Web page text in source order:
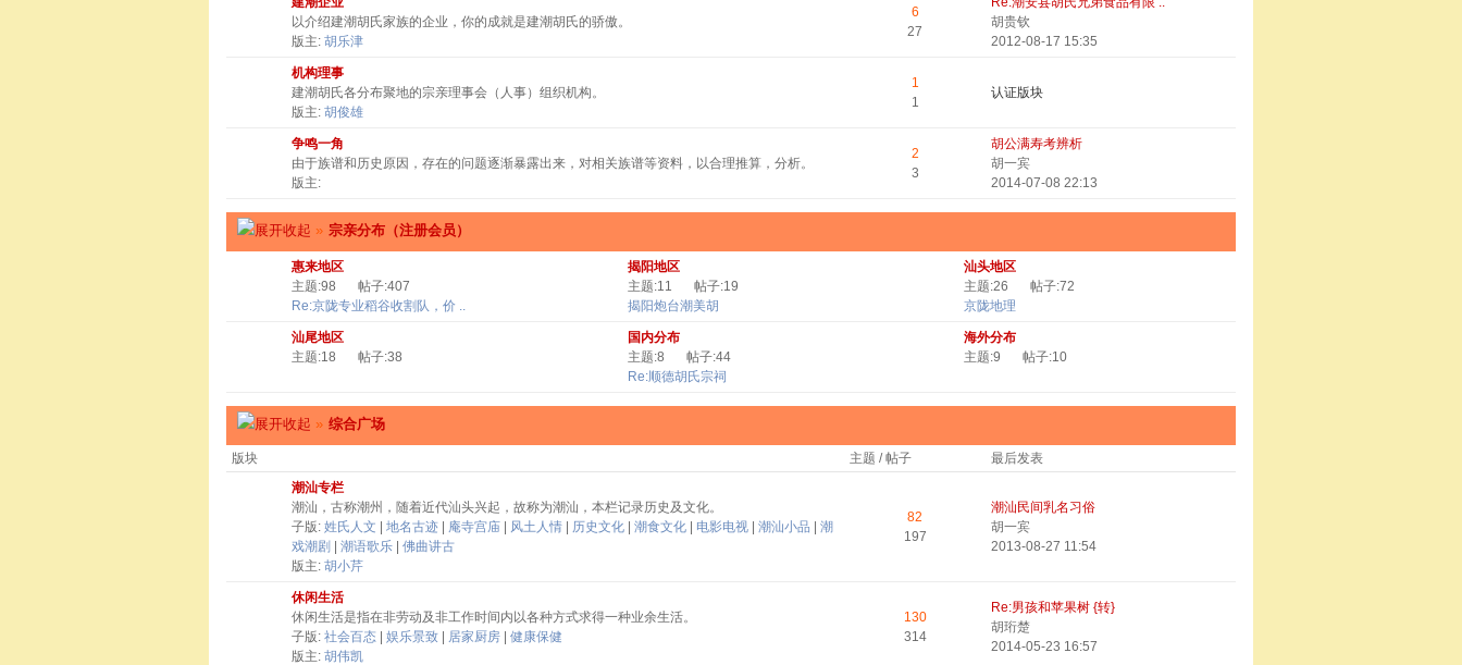
以介绍建潮胡氏家族的企业，你的成就是建潮胡氏的骄傲。
版主: 胡乐津
6
27
胡贵钦
2012-08-17 15:35
机构理事
建潮胡氏各分布聚地的宗亲理事会（人事）组织机构。
版主: 胡俊雄
1
1
认证版块
争鸣一角
由于族谱和历史原因，存在的问题逐渐暴露出来，对相关族谱等资料，以合理推算，分析。
版主:
2
3
胡公满寿考辨析
胡一宾
2014-07-08 22:13
» 宗亲分布（注册会员）
惠来地区
主题:98
帖子:407
Re:京陇专业稻谷收割队，价 ..
揭阳地区
主题:11
帖子:19
揭阳炮台潮美胡
汕头地区
主题:26
帖子:72
京陇地理
汕尾地区
主题:18
帖子:38
国内分布
主题:8
帖子:44
Re:顺德胡氏宗祠
海外分布
主题:9
帖子:10
» 综合广场
版块 主题 / 帖子
最后发表
潮汕专栏
潮汕，古称潮州，随着近代汕头兴起，故称为潮汕，本栏记录历史及文化。
子版: 姓氏人文 地名古迹 庵寺宫庙 风土人情 历史文化 潮食文化 电影电视 潮汕小品
潮
戏潮剧
潮语歌乐
佛曲讲古
版主: 胡小芹
82
197
潮汕民间乳名习俗
胡一宾
2013-08-27 11:54
休闲生活
休闲生活是指在非劳动及非工作时间内以各种方式求得一种业余生活。
子版: 社会百态 娱乐景致 居家厨房
健康保健
版主: 胡伟凯
130
314
Re:男孩和苹果树 {转}
胡珩楚
2014-05-23 16:57